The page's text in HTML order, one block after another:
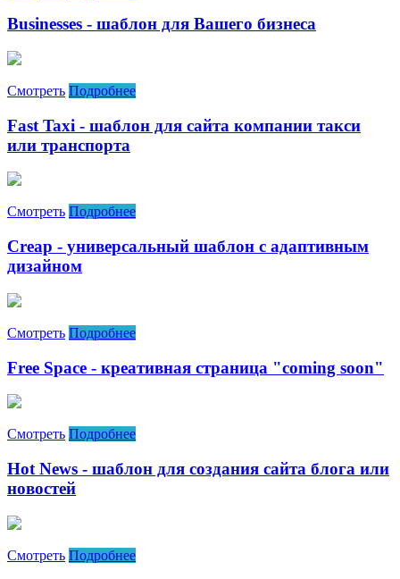
Businesses - шаблон для Вашего бизнеса
Смотреть Подробнее
Fast Taxi - шаблон для сайта компании такси
или транспорта
Смотреть Подробнее
Creap - универсальный шаблон с адаптивным
дизайном
Смотреть Подробнее
Free Space - креативная страница "coming soon"
Смотреть Подробнее
Hot News - шаблон для создания сайта блога или
новостей
Смотреть Подробнее